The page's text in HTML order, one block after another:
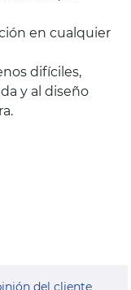
en cualquier
difíciles,
y al diseño
del cliente